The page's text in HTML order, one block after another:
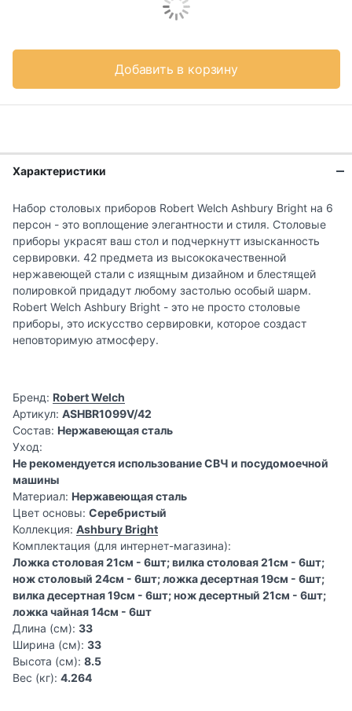
Добавить в корзину
Характеристики
Набор столовых приборов Robert Welch Ashbury Bright на 6
персон - это воплощение элегантности и стиля. Столовые
приборы украсят ваш стол и подчеркнутт изысканность
сервировки. 42 предмета из высококачественной
нержавеющей стали с изящным дизайном и блестящей
полировкой придадут любому застолью особый шарм.
Robert Welch Ashbury Bright - это не просто столовые
приборы, это искусство сервировки, которое создаст
неповторимую атмосферу.
Бренд: Robert Welch
Артикул: ASHBR1099V/42
Состав: Нержавеющая сталь
Уход:
Не рекомендуется использование СВЧ и посудомоечной
машины
Материал: Нержавеющая сталь
Цвет основы: Серебристый
Коллекция: Ashbury Bright
Комплектация (для интернет-магазина):
Ложка столовая 21см - 6шт; вилка столовая 21см - 6шт;
нож столовый 24см - 6шт; ложка десертная 19см - 6шт;
вилка десертная 19см - 6шт; нож десертный 21см - 6шт;
ложка чайная 14см - 6шт
Длина (см): 33
Ширина (см): 33
Высота (см): 8.5
Вес (кг): 4.264